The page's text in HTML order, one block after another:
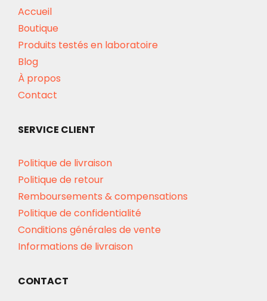
Accueil
Boutique
Produits testés en laboratoire
Blog
À propos
Contact
SERVICE CLIENT
Politique de livraison
Politique de retour
Remboursements & compensations
Politique de confidentialité
Conditions générales de vente
Informations de livraison
CONTACT